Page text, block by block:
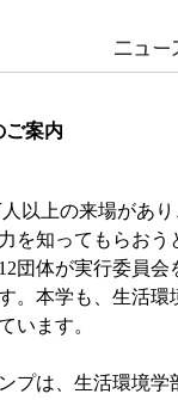
ご案内
以上の来場があ
を知ってもらおう
団体が実行委員会
。本学も、生活環
います。
プは、生活環境学